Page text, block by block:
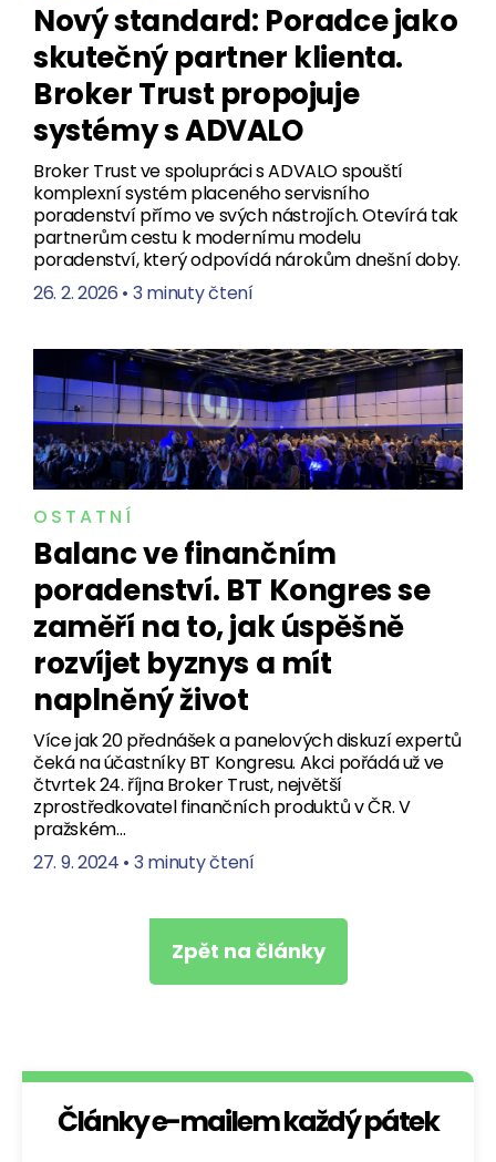
Nový standard: Poradce jako
skutečný partner klienta.
Broker Trust propojuje
systémy s ADVALO
Broker Trust ve spolupráci s ADVALO spouští
komplexní systém placeného servisního
poradenství přímo ve svých nástrojích. Otevírá tak
partnerům cestu k modernímu modelu
poradenství, který odpovídá nárokům dnešní doby.
26. 2. 2026 • 3 minuty čtení
OSTATNÍ
Balanc ve finančním
poradenství. BT Kongres se
zaměří na to, jak úspěšně
rozvíjet byznys a mít
naplněný život
Více jak 20 přednášek a panelových diskuzí expertů
čeká na účastníky BT Kongresu. Akci pořádá už ve
čtvrtek 24. října Broker Trust, největší
zprostředkovatel finančních produktů v ČR. V
pražském…
27. 9. 2024 • 3 minuty čtení
Zpět na články
Články e-mailem každý pátek